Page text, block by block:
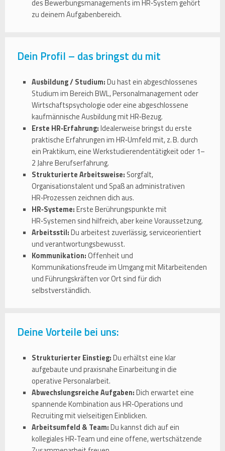
des Bewerbungsmanagements im HR‑System gehört
zu deinem Aufgabenbereich.
Dein Profil – das bringst du mit
Ausbildung / Studium:Du hast ein abgeschlossenes
Studium im Bereich BWL, Personalmanagement oder
Wirtschaftspsychologie oder eine abgeschlossene
kaufmännische Ausbildung mit HR‑Bezug.
Erste HR‑Erfahrung:Idealerweise bringst du erste
praktische Erfahrungen im HR‑Umfeld mit, z. B. durch
ein Praktikum, eine Werkstudierendentätigkeit oder 1–
2 Jahre Berufserfahrung.
Strukturierte Arbeitsweise: Sorgfalt,
Organisationstalent und Spaß an administrativen
HR‑Prozessen zeichnen dich aus.
HR‑Systeme:Erste Berührungspunkte mit
HR‑Systemen sind hilfreich, aber keine Voraussetzung.
Arbeitsstil:Du arbeitest zuverlässig, serviceorientiert
und verantwortungsbewusst.
Kommunikation:Offenheit und
Kommunikationsfreude im Umgang mit Mitarbeitenden
und Führungskräften vor Ort sind für dich
selbstverständlich.
Deine Vorteile bei uns:
Strukturierter Einstieg:Du erhältst eine klar
aufgebaute und praxisnahe Einarbeitung in die
operative Personalarbeit.
Abwechslungsreiche Aufgaben:Dich erwartet eine
spannende Kombination aus HR‑Operations und
Recruiting mit vielseitigen Einblicken.
Arbeitsumfeld & Team:Du kannst dich auf ein
kollegiales HR‑Team und eine offene, wertschätzende